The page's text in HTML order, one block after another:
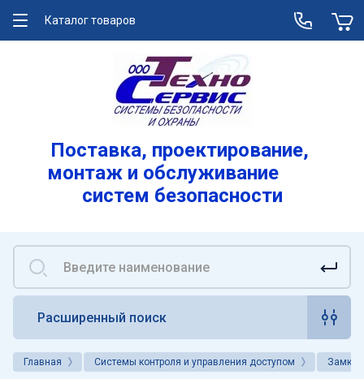
Реквизиты
Каталог товаров
Поставка, проектирование,
монтаж и обслуживание
систем безопасности
Расширенный поиск
Главная Системы контроля и управления доступом Замки